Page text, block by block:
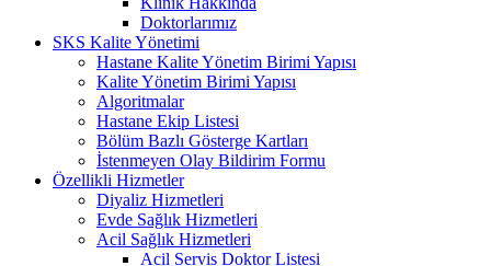
Doktorlarımız
SKS Kalite Yönetimi
Hastane Kalite Yönetim Birimi Yapısı
Kalite Yönetim Birimi Yapısı
Algoritmalar
Hastane Ekip Listesi
Bölüm Bazlı Gösterge Kartları
İstenmeyen Olay Bildirim Formu
Özellikli Hizmetler
Diyaliz Hizmetleri
Evde Sağlık Hizmetleri
Acil Sağlık Hizmetleri
Acil Servis Doktor Listesi